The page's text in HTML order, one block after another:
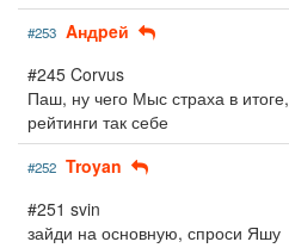
#253 Aндpeй
#245 Corvus
Паш, ну чего Мыс страха в
рейтинги так себе
#252 Troyan
#251 svin
зайди на основную, спроси Яшу